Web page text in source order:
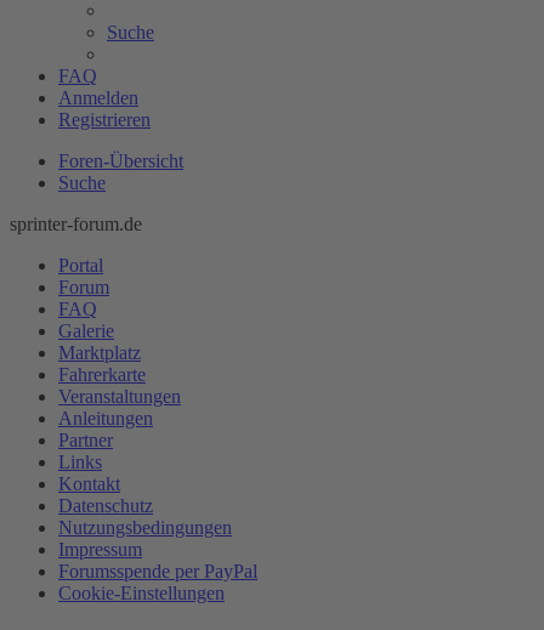
Suche
FAQ
Anmelden
Registrieren
Foren-Übersicht
Suche
sprinter-forum.de
Portal
Forum
FAQ
Galerie
Marktplatz
Fahrerkarte
Veranstaltungen
Anleitungen
Partner
Links
Kontakt
Datenschutz
Nutzungsbedingungen
Impressum
Forumsspende per PayPal
Cookie-Einstellungen